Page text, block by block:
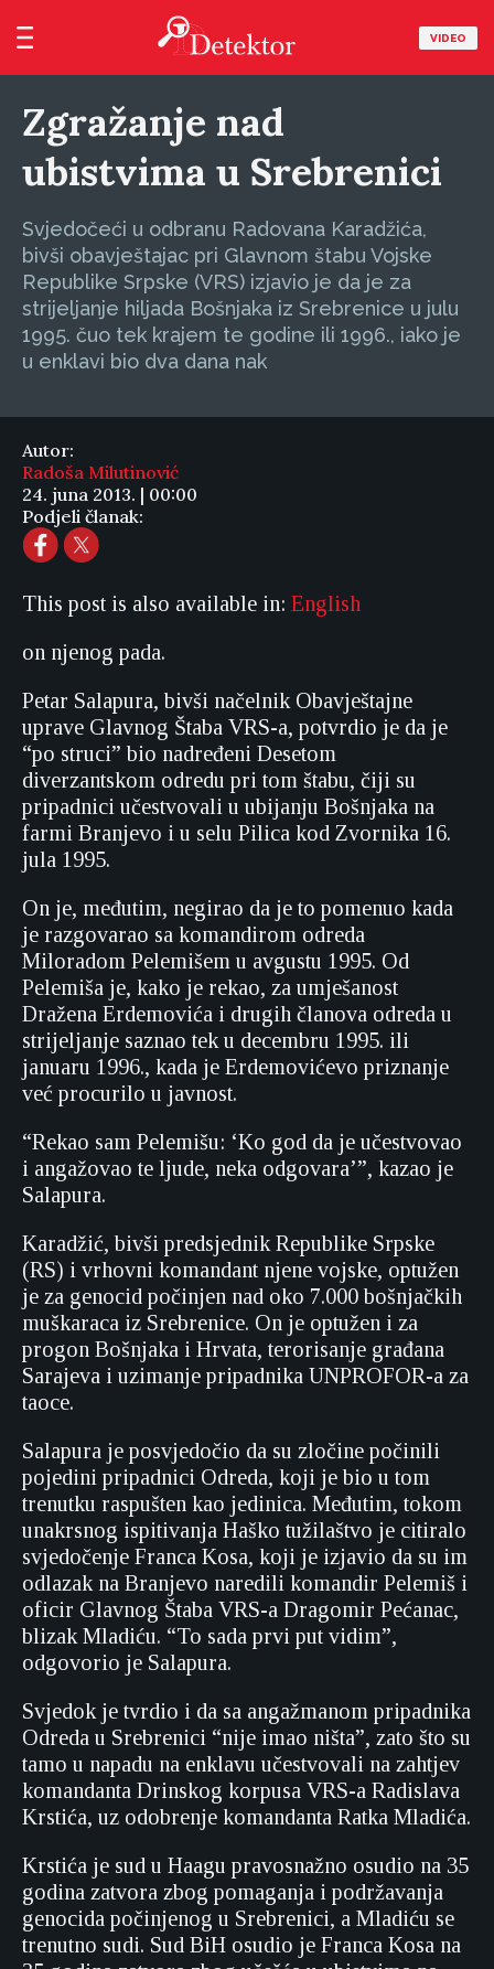
VIDEO
Zgražanje nad
ubistvima u Srebrenici
Svjedočeći u odbranu Radovana Karadžića,
bivši obavještajac pri Glavnom štabu Vojske
Republike Srpske (VRS) izjavio je da je za
strijeljanje hiljada Bošnjaka iz Srebrenice u julu
1995. čuo tek krajem te godine ili 1996., iako je
u enklavi bio dva dana nak
Autor:
Radoša Milutinović
24. juna 2013. | 00:00
Podjeli članak:
This post is also available in: English
on njenog pada.
Petar Salapura, bivši načelnik Obavještajne
uprave Glavnog Štaba VRS-a, potvrdio je da je
“po struci” bio nadređeni Desetom
diverzantskom odredu pri tom štabu, čiji su
pripadnici učestvovali u ubijanju Bošnjaka na
farmi Branjevo i u selu Pilica kod Zvornika 16.
jula 1995.
On je, međutim, negirao da je to pomenuo kada
je razgovarao sa komandirom odreda
Miloradom Pelemišem u avgustu 1995. Od
Pelemiša je, kako je rekao, za umješanost
Dražena Erdemovića i drugih članova odreda u
strijeljanje saznao tek u decembru 1995. ili
januaru 1996., kada je Erdemovićevo priznanje
već procurilo u javnost.
“Rekao sam Pelemišu: ‘Ko god da je učestvovao
i angažovao te ljude, neka odgovara’”, kazao je
Salapura.
Karadžić, bivši predsjednik Republike Srpske
(RS) i vrhovni komandant njene vojske, optužen
je za genocid počinjen nad oko 7.000 bošnjačkih
muškaraca iz Srebrenice. On je optužen i za
progon Bošnjaka i Hrvata, terorisanje građana
Sarajeva i uzimanje pripadnika UNPROFOR-a za
taoce.
Salapura je posvjedočio da su zločine počinili
pojedini pripadnici Odreda, koji je bio u tom
trenutku raspušten kao jedinica. Međutim, tokom
unakrsnog ispitivanja Haško tužilaštvo je citiralo
svjedočenje Franca Kosa, koji je izjavio da su im
odlazak na Branjevo naredili komandir Pelemiš i
oficir Glavnog Štaba VRS-a Dragomir Pećanac,
blizak Mladiću. “To sada prvi put vidim”,
odgovorio je Salapura.
Svjedok je tvrdio i da sa angažmanom pripadnika
Odreda u Srebrenici “nije imao ništa”, zato što su
tamo u napadu na enklavu učestvovali na zahtjev
komandanta Drinskog korpusa VRS-a Radislava
Krstića, uz odobrenje komandanta Ratka Mladića.
Krstića je sud u Haagu pravosnažno osudio na 35
godina zatvora zbog pomaganja i podržavanja
genocida počinjenog u Srebrenici, a Mladiću se
trenutno sudi. Sud BiH osudio je Franca Kosa na